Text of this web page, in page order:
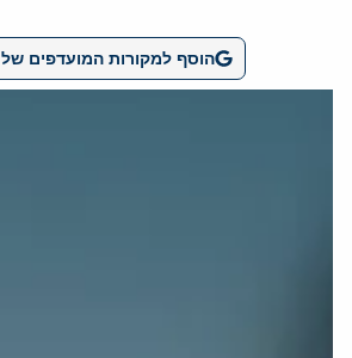
הוסף למקורות המועדפים של Google